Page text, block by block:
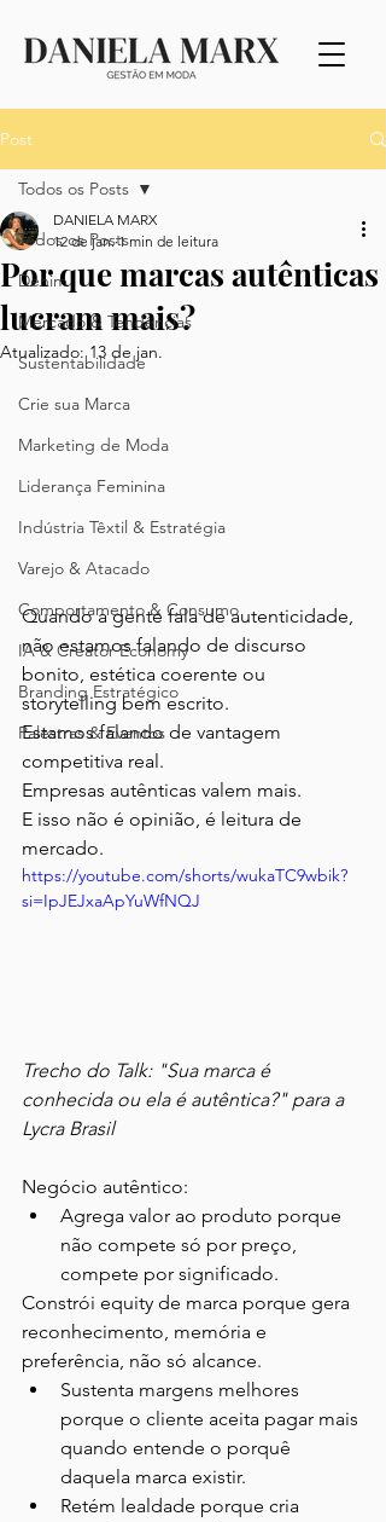
Post
Todos os Posts
Denim
Mercado & Tendências
Sustentabilidade
Crie sua Marca
Marketing de Moda
Liderança Feminina
Indústria Têxtil & Estratégia
Varejo & Atacado
Comportamento & Consumo
IA & Creator Economy
Branding Estratégico
Palestras & Eventos
Todos os Posts
Por que marcas autênticas
lucram mais?
DANIELA MARX
12 de jan. 1 min de leitura
Atualizado:13 de jan.
Quando a gente fala de autenticidade,
não estamos falando de discurso
bonito, estética coerente ou
storytelling bem escrito.
Estamos falando de vantagem
competitiva real.
Empresas autênticas valem mais.
E isso não é opinião, é leitura de
mercado.
https://youtube.com/shorts/wukaTC9wbik?
si=IpJEJxaApYuWfNQJ
Trecho do Talk: "Sua marca é
conhecida ou ela é autêntica?" para a
Lycra Brasil
Negócio autêntico:
Agrega valor ao produto porque
não compete só por preço,
compete por significado.
Constrói equity de marca porque gera
reconhecimento, memória e
preferência, não só alcance.
Sustenta margens melhores
porque o cliente aceita pagar mais
quando entende o porquê
daquela marca existir.
Retém lealdade porque cria